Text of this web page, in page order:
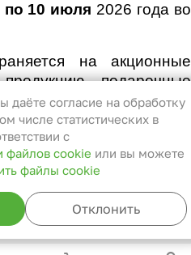
по 10 июля 2026 года во
на акционные
подарочные
карты и пакеты.
для
и не могут
системах. Вы
так, чтобы
уведомлял вас об
в таком случае
разделы
даёте согласие на обработку
числе статистических в
с
файлов cookie или вы можете
файлы cookie
Отклонить